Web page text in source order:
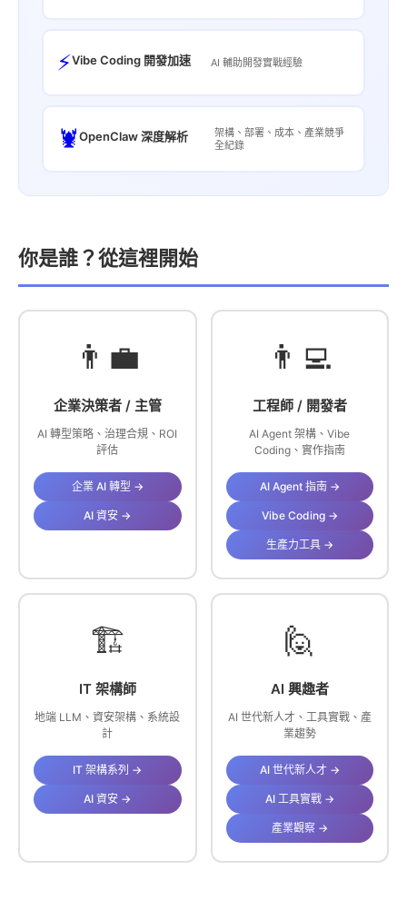
⚡Vibe Coding 開發加速 AI 輔助開發實戰經驗
🦞OpenClaw 深度解析
架構、部署、成本、產業競爭
全紀錄
你是誰？從這裡開始
👨‍💼
企業決策者 / 主管
AI 轉型策略、治理合規、ROI
評估
企業 AI 轉型 →
AI 資安 →
👨‍💻
工程師 / 開發者
AI Agent 架構、Vibe
Coding、實作指南
AI Agent 指南 →
Vibe Coding →
生產力工具 →
🏗️
IT 架構師
地端 LLM、資安架構、系統設
計
IT 架構系列 →
AI 資安 →
🙋
AI 興趣者
AI 世代新人才、工具實戰、產
業趨勢
AI 世代新人才 →
AI 工具實戰 →
產業觀察 →